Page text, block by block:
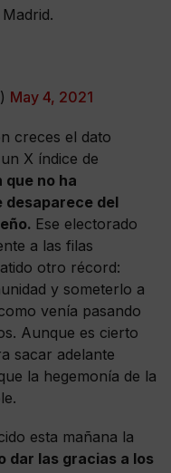
May 4, 2021
creces el dato
X índice de
que no ha
desaparece del
Ese electorado
a las filas
otro récord:
y someterlo a
venía pasando
Aunque es cierto
sacar adelante
la hegemonía de la
esta mañana la
dar las gracias a los